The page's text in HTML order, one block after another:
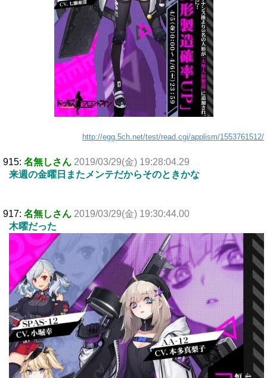
http://egg.5ch.net/test/read.cgi/applism/1553761512/
915: 名無しさん 2019/03/29(金) 19:28:04.29
来週の金曜日またメンテだからそのときかな
917: 名無しさん 2019/03/29(金) 19:30:44.00
木曜だった